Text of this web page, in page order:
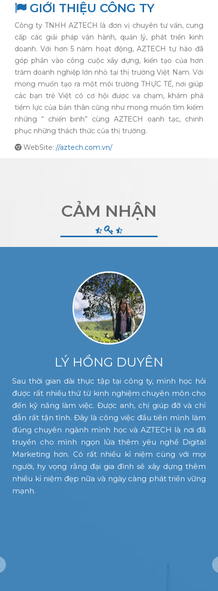
GIỚI THIỆU CÔNG TY
Công ty TNHH AZTECH là đơn vị chuyên tư vấn, cung
cấp các giải pháp vận hành, quản lý, phát triển kinh
doanh. Với hơn 5 năm hoạt động, AZTECH tự hào đã
góp phần vào công cuộc xây dựng, kiến tạo của hơn
trăm doanh nghiệp lớn nhỏ tại thị trường Việt Nam. Với
mong muốn tạo ra một môi trường THỰC TẾ, nơi giúp
các bạn trẻ Việt có cơ hội được va chạm, khám phá
tiềm lực của bản thân cũng như mong muốn tìm kiếm
những “ chiến binh” cùng AZTECH oanh tạc, chinh
phục những thách thức của thị trường.
WebSite: //aztech.com.vn/
CẢM NHẬN
LÝ HỒNG DUYÊN
Sau thời gian dài thực tập tại công ty, mình học hỏi
được rất nhiều thứ từ kinh nghiệm chuyên môn cho
đến kỹ năng làm việc. Được anh, chị giúp đỡ và chỉ
dẫn rất tận tình. Đây là công việc đầu tiên mình làm
đúng chuyên ngành mình học và AZTECH là nơi đã
truyền cho mình ngọn lửa thêm yêu nghề Digital
Marketing hơn. Có rất nhiều kỉ niệm cùng với mọi
người, hy vọng rằng đại gia đình sẽ xây dựng thêm
nhiều kỉ niệm đẹp nữa và ngày càng phát triển vững
mạnh.